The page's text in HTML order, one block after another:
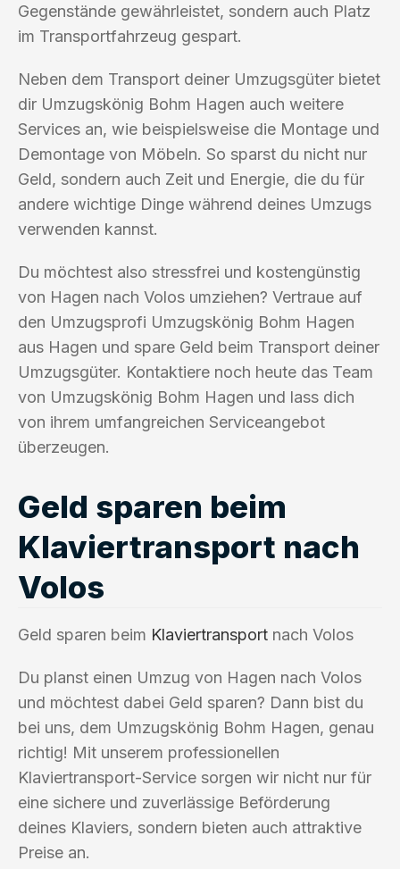
Gegenstände gewährleistet, sondern auch Platz
im Transportfahrzeug gespart.
Neben dem Transport deiner Umzugsgüter bietet
dir Umzugskönig Bohm Hagen auch weitere
Services an, wie beispielsweise die Montage und
Demontage von Möbeln. So sparst du nicht nur
Geld, sondern auch Zeit und Energie, die du für
andere wichtige Dinge während deines Umzugs
verwenden kannst.
Du möchtest also stressfrei und kostengünstig
von Hagen nach Volos umziehen? Vertraue auf
den Umzugsprofi Umzugskönig Bohm Hagen
aus Hagen und spare Geld beim Transport deiner
Umzugsgüter. Kontaktiere noch heute das Team
von Umzugskönig Bohm Hagen und lass dich
von ihrem umfangreichen Serviceangebot
überzeugen.
Geld sparen beim
Klaviertransport nach
Volos
Geld sparen beim Klaviertransport nach Volos
Du planst einen Umzug von Hagen nach Volos
und möchtest dabei Geld sparen? Dann bist du
bei uns, dem Umzugskönig Bohm Hagen, genau
richtig! Mit unserem professionellen
Klaviertransport-Service sorgen wir nicht nur für
eine sichere und zuverlässige Beförderung
deines Klaviers, sondern bieten auch attraktive
Preise an.